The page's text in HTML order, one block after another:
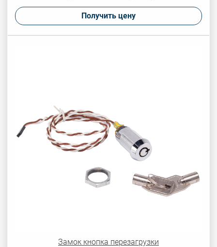
Получить цену
Замок кнопка перезагрузки